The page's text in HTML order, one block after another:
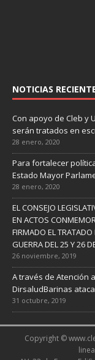
NOTICIAS
Con apoyo de Cleb y
serán tratados en
28 enero, 2020
Para fortalecer
Estado Mayor
28 enero, 2020
EL CONSEJO
EN ACTOS
FIRMADO EL
GUERRA DEL 25 Y 26
26 noviembre, 2019
A través de Atención
DirsaludBarinas
31 octubre, 2019
Copyright ©